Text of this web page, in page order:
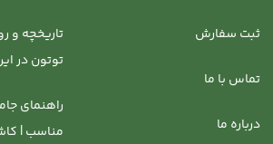
ثبت سفارش
تماس با ما
درباره ما
تاریخچه و
توتون در
راهنمای
مناسب |